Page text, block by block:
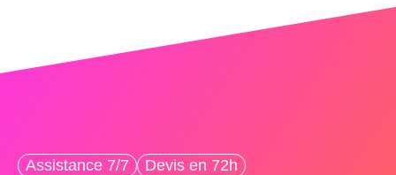
Assistance 7/7 Devis en 72h